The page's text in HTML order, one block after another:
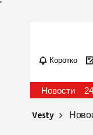
'
Коротко
Новости
Vesty